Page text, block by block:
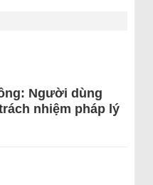
Người dùng
nhiệm pháp lý